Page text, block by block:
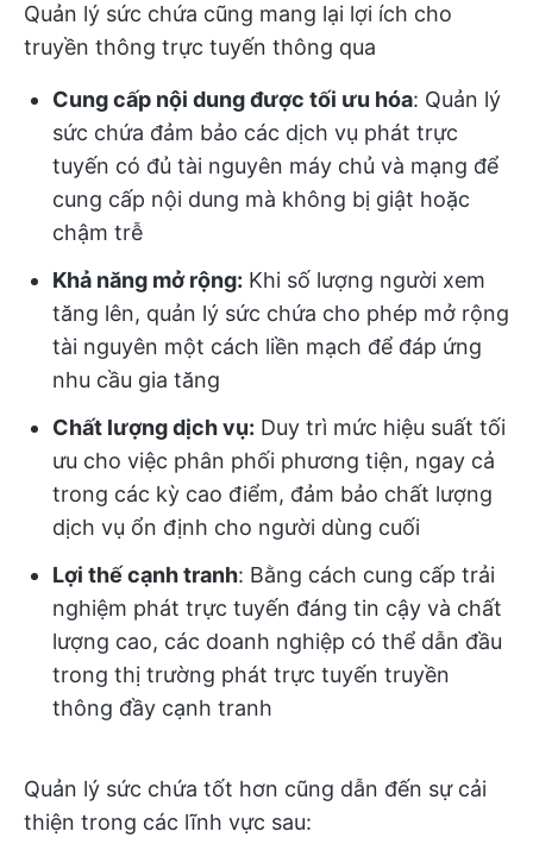
Quản lý sức chứa cũng mang lại lợi ích cho
truyền thông trực tuyến thông qua
Cung cấp nội dung được tối ưu hóa: Quản lý
sức chứa đảm bảo các dịch vụ phát trực
tuyến có đủ tài nguyên máy chủ và mạng để
cung cấp nội dung mà không bị giật hoặc
chậm trễ
Khả năng mở rộng: Khi số lượng người xem
tăng lên, quản lý sức chứa cho phép mở rộng
tài nguyên một cách liền mạch để đáp ứng
nhu cầu gia tăng
Chất lượng dịch vụ: Duy trì mức hiệu suất tối
ưu cho việc phân phối phương tiện, ngay cả
trong các kỳ cao điểm, đảm bảo chất lượng
dịch vụ ổn định cho người dùng cuối
Lợi thế cạnh tranh: Bằng cách cung cấp trải
nghiệm phát trực tuyến đáng tin cậy và chất
lượng cao, các doanh nghiệp có thể dẫn đầu
trong thị trường phát trực tuyến truyền
thông đầy cạnh tranh
Quản lý sức chứa tốt hơn cũng dẫn đến sự cải
thiện trong các lĩnh vực sau: